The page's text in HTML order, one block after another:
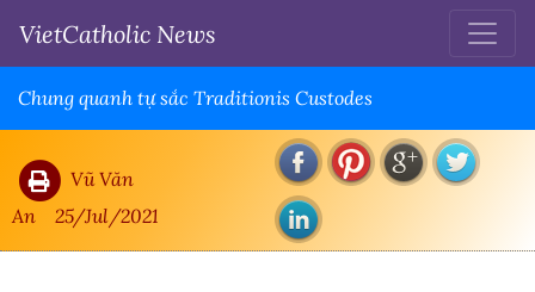
VietCatholic News
Chung quanh tự sắc Traditionis Custodes
Vũ Văn
An
25/Jul/2021